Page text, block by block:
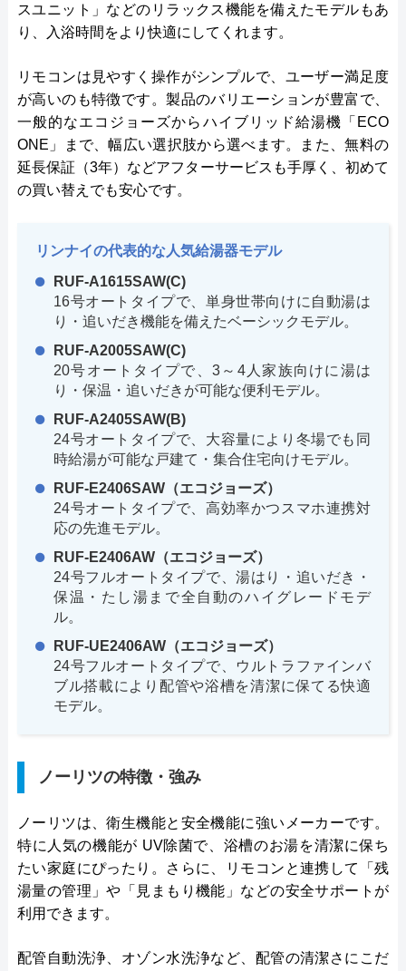
スユニット」などのリラックス機能を備えたモデルもあ
り、入浴時間をより快適にしてくれます。
リモコンは見やすく操作がシンプルで、ユーザー満足度
が高いのも特徴です。製品のバリエーションが豊富で、
一般的なエコジョーズからハイブリッド給湯機「ECO
ONE」まで、幅広い選択肢から選べます。また、無料の
延長保証（3年）などアフターサービスも手厚く、初めて
の買い替えでも安心です。
リンナイの代表的な人気給湯器モデル
RUF-A1615SAW(C)
16号オートタイプで、単身世帯向けに自動湯は
り・追いだき機能を備えたベーシックモデル。
RUF-A2005SAW(C)
20号オートタイプで、3～4人家族向けに湯は
り・保温・追いだきが可能な便利モデル。
RUF-A2405SAW(B)
24号オートタイプで、大容量により冬場でも同
時給湯が可能な戸建て・集合住宅向けモデル。
RUF-E2406SAW（エコジョーズ）
24号オートタイプで、高効率かつスマホ連携対
応の先進モデル。
RUF-E2406AW（エコジョーズ）
24号フルオートタイプで、湯はり・追いだき・
保温・たし湯まで全自動のハイグレードモデ
ル。
RUF-UE2406AW（エコジョーズ）
24号フルオートタイプで、ウルトラファインバ
ブル搭載により配管や浴槽を清潔に保てる快適
モデル。
ノーリツの特徴・強み
ノーリツは、衛生機能と安全機能に強いメーカーです。
特に人気の機能が UV除菌で、浴槽のお湯を清潔に保ち
たい家庭にぴったり。さらに、リモコンと連携して「残
湯量の管理」や「見まもり機能」などの安全サポートが
利用できます。
配管自動洗浄、オゾン水洗浄など、配管の清潔さにこだ